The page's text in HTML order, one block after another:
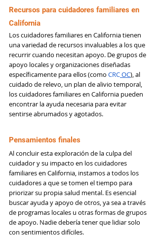
Recursos para cuidadores familiares en
California
Los cuidadores familiares en California tienen
una variedad de recursos invaluables a los que
recurrir cuando necesitan apoyo. De grupos de
apoyo locales y organizaciones diseñadas
específicamente para ellos (como CRC OC), al
cuidado de relevo, un plan de alivio temporal,
los cuidadores familiares en California pueden
encontrar la ayuda necesaria para evitar
sentirse abrumados y agotados.
Pensamientos finales
Al concluir esta exploración de la culpa del
cuidador y su impacto en los cuidadores
familiares en California, instamos a todos los
cuidadores a que se tomen el tiempo para
priorizar su propia salud mental. Es esencial
buscar ayuda y apoyo de otros, ya sea a través
de programas locales u otras formas de grupos
de apoyo. Nadie debería tener que lidiar solo
con sentimientos difíciles.